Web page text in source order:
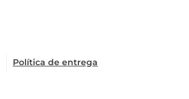
Política de entrega